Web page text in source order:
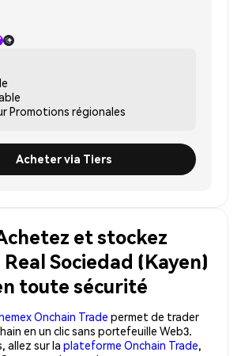
Promotions régionales
Acheter via Tiers
et stockez
Sociedad (Kayen)
toute sécurité
Onchain Trade permet de trader
en un clic sans portefeuille Web3.
allez sur la plateforme Onchain Trade,